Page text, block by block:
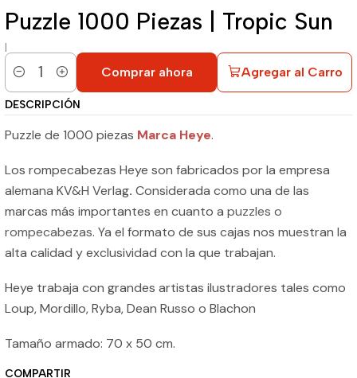
Puzzle 1000 Piezas | Tropic Sun
|
Cantidad
Agregar al Carro
Comprar ahora
DESCRIPCIÓN
Puzzle de 1000 piezas Marca Heye.
Los rompecabezas Heye son fabricados por la empresa
alemana KV&H Verlag. Considerada como una de las
marcas más importantes en cuanto a puzzles o
rompecabezas. Ya el formato de sus cajas nos muestran la
alta calidad y exclusividad con la que trabajan.
Heye trabaja con grandes artistas ilustradores tales como
Loup, Mordillo, Ryba, Dean Russo o Blachon
Tamaño armado: 70 x 50 cm.
COMPARTIR